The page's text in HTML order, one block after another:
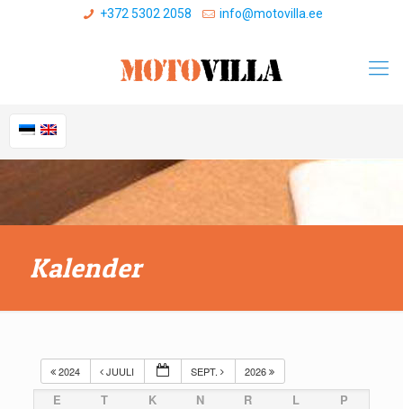
+372 5302 2058 info@motovilla.ee
Kalender
2024 JUULI SEPT. 2026
E T K N R L P